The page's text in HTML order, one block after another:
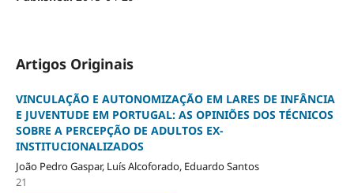
Artigos Originais
VINCULAÇÃO E AUTONOMIZAÇÃO EM LARES DE INFÂNCIA
E JUVENTUDE EM PORTUGAL: AS OPINIÕES DOS TÉCNICOS
SOBRE A PERCEPÇÃO DE ADULTOS EX-
INSTITUCIONALIZADOS
João Pedro Gaspar, Luís Alcoforado, Eduardo Santos
21